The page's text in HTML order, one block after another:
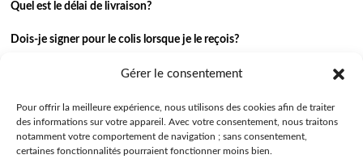
Gérer le consentement
Pour offrir la meilleure expérience, nous utilisons des cookies afin de traiter
des informations sur votre appareil. Avec votre consentement, nous traitons
notamment votre comportement de navigation ; sans consentement,
certaines fonctionnalités pourraient fonctionner moins bien.
Quel est le délai de livraison?
Dois-je signer pour le colis lorsque je le reçois?
Je n’ai pas reçu ma commande.
J’ai une autre question.
Contactez-nous